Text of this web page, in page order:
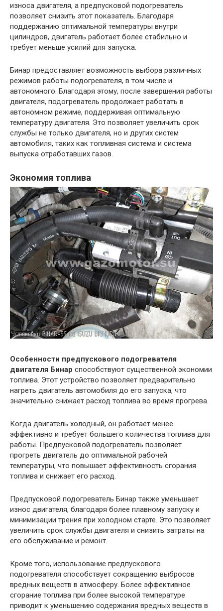
износа двигателя, а предпусковой подогреватель
позволяет снизить этот показатель. Благодаря
поддержанию оптимальной температуры внутри
цилиндров, двигатель работает более стабильно и
требует меньше усилий для запуска.
Бинар предоставляет возможность выбора различных
режимов работы подогревателя, в том числе и
автономного. Благодаря этому, после завершения работы
двигателя, подогреватель продолжает работать в
автономном режиме, поддерживая оптимальную
температуру двигателя. Это позволяет увеличить срок
службы не только двигателя, но и других систем
автомобиля, таких как топливная система и система
выпуска отработавших газов.
Экономия топлива
Особенности предпускового подогревателя
двигателя Бинар способствуют существенной экономии
топлива. Этот устройство позволяет предварительно
нагреть двигатель автомобиля до его запуска, что
значительно снижает расход топлива во время прогрева.
Когда двигатель холодный, он работает менее
эффективно и требует большего количества топлива для
работы. Предпусковой подогреватель позволяет
прогреть двигатель до оптимальной рабочей
температуры, что повышает эффективность сгорания
топлива и снижает его расход.
Предпусковой подогреватель Бинар также уменьшает
износ двигателя, благодаря более плавному запуску и
минимизации трения при холодном старте. Это позволяет
увеличить срок службы двигателя и снизить затраты на
его обслуживание и ремонт.
Кроме того, использование предпускового
подогревателя способствует сокращению выбросов
вредных веществ в атмосферу. Более эффективное
сгорание топлива при более высокой температуре
приводит к уменьшению содержания вредных веществ в